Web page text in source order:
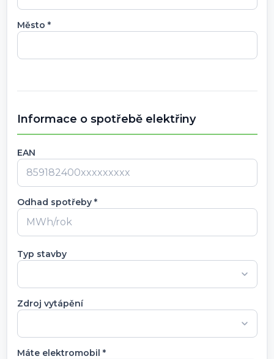
Město *
Informace o spotřebě elektřiny
EAN
Odhad spotřeby *
Typ stavby
Zdroj vytápění
Máte elektromobil *